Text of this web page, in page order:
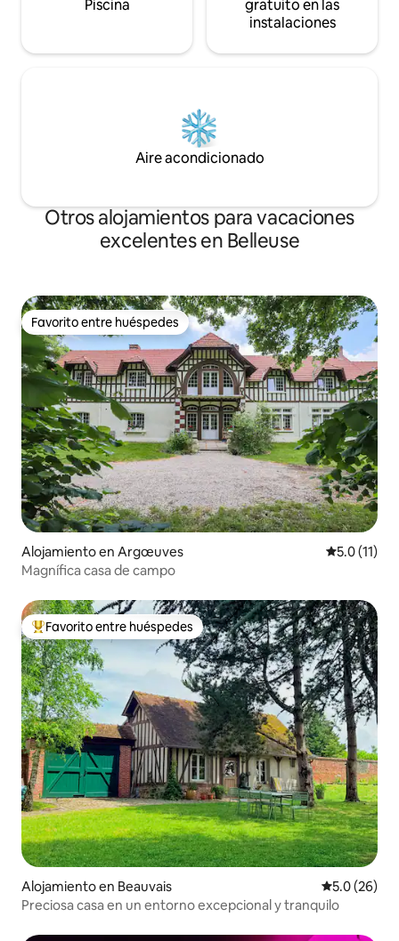
Piscina
gratuito en las
instalaciones
Aire acondicionado
Otros alojamientos para vacaciones
excelentes en Belleuse
Favorito entre huéspedes
Favorito entre huéspedes
Alojamiento en Argœuves Calificación
5.0 (11)
Magnífica casa de campo
Favorito entre huéspedes preferido
Favorito entre huéspedes
Alojamiento en Beauvais Calificación
5.0 (26)
Preciosa casa en un entorno excepcional y tranquilo